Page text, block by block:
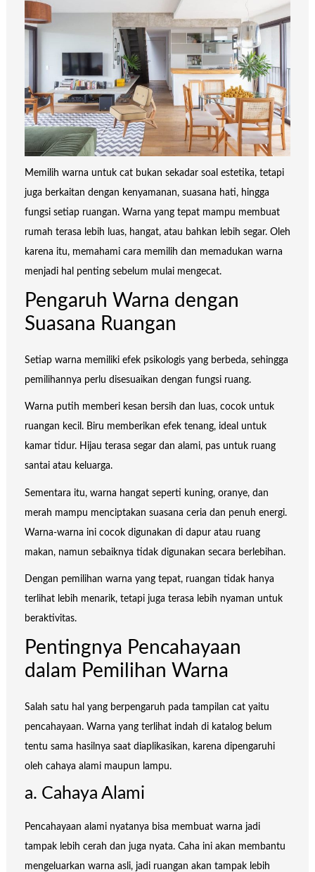
Memilih warna untuk cat bukan sekadar soal estetika, tetapi
juga berkaitan dengan kenyamanan, suasana hati, hingga
fungsi setiap ruangan. Warna yang tepat mampu membuat
rumah terasa lebih luas, hangat, atau bahkan lebih segar. Oleh
karena itu, memahami cara memilih dan memadukan warna
menjadi hal penting sebelum mulai mengecat.
Pengaruh Warna dengan
Suasana Ruangan
Setiap warna memiliki efek psikologis yang berbeda, sehingga
pemilihannya perlu disesuaikan dengan fungsi ruang.
Warna putih memberi kesan bersih dan luas, cocok untuk
ruangan kecil. Biru memberikan efek tenang, ideal untuk
kamar tidur. Hijau terasa segar dan alami, pas untuk ruang
santai atau keluarga.
Sementara itu, warna hangat seperti kuning, oranye, dan
merah mampu menciptakan suasana ceria dan penuh energi.
Warna-warna ini cocok digunakan di dapur atau ruang
makan, namun sebaiknya tidak digunakan secara berlebihan.
Dengan pemilihan warna yang tepat, ruangan tidak hanya
terlihat lebih menarik, tetapi juga terasa lebih nyaman untuk
beraktivitas.
Pentingnya Pencahayaan
dalam Pemilihan Warna
Salah satu hal yang berpengaruh pada tampilan cat yaitu
pencahayaan. Warna yang terlihat indah di katalog belum
tentu sama hasilnya saat diaplikasikan, karena dipengaruhi
oleh cahaya alami maupun lampu.
a. Cahaya Alami
Pencahayaan alami nyatanya bisa membuat warna jadi
tampak lebih cerah dan juga nyata. Caha ini akan membantu
mengeluarkan warna asli, jadi ruangan akan tampak lebih